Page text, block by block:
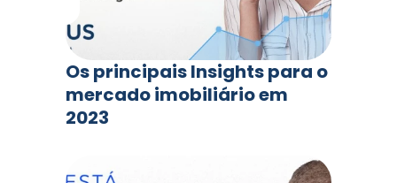
Os principais Insights para o
mercado imobiliário em
2023